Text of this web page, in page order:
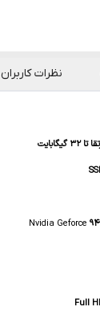
نظرات کاربران
Nvidia Geforce
Full